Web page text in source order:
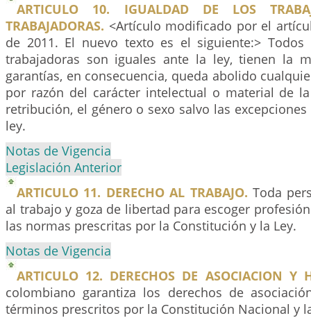
ARTICULO 10. IGUALDAD DE LOS
TRABAJADORAS. <Artículo modificado por el
de 2011. El nuevo texto es el siguiente:>
trabajadoras son iguales ante la ley, tienen la
garantías, en consecuencia, queda abolido
por razón del carácter intelectual o material de
retribución, el género o sexo salvo las
ley.
Notas de Vigencia
Legislación Anterior
ARTICULO 11. DERECHO AL TRABAJO. Toda
al trabajo y goza de libertad para escoger
las normas prescritas por la Constitución y la Ley.
Notas de Vigencia
ARTICULO 12. DERECHOS DE ASOCIACION Y
colombiano garantiza los derechos de
términos prescritos por la Constitución Nacional y